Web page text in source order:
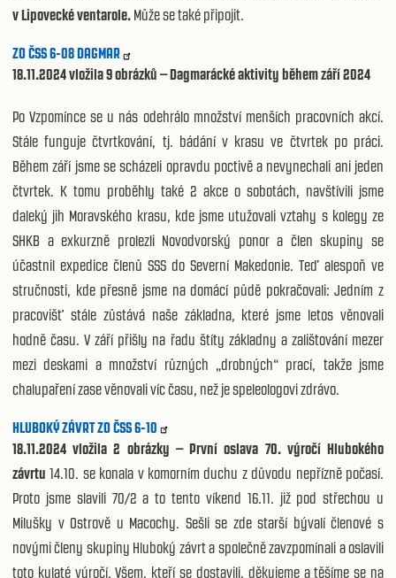
v Lipovecké ventarole. Může se také připojit.
ZO ČSS 6-08 DAGMAR
18.11.2024 vložila 9 obrázků – Dagmarácké aktivity během září 2024
Po Vzpomínce se u nás odehrálo množství menších pracovních akcí.
Stále funguje čtvrtkování, tj. bádání v krasu ve čtvrtek po práci.
Během září jsme se scházeli opravdu poctivě a nevynechali ani jeden
čtvrtek. K tomu proběhly také 2 akce o sobotách, navštívili jsme
daleký jih Moravského krasu, kde jsme utužovali vztahy s kolegy ze
SHKB a exkurzně prolezli Novodvorský ponor a člen skupiny se
účastnil expedice členů SSS do Severní Makedonie. Teď alespoň ve
stručnosti, kde přesně jsme na domácí půdě pokračovali: Jedním z
pracovišť stále zůstává naše základna, které jsme letos věnovali
hodně času. V září přišly na řadu štíty základny a zalištování mezer
mezi deskami a množství různých „drobných“ prací, takže jsme
chalupaření zase věnovali víc času, než je speleologovi zdrávo.
HLUBOKÝ ZÁVRT ZO ČSS 6-10
18.11.2024 vložila 2 obrázky – První oslava 70. výročí Hlubokého
závrtu14.10. se konala v komorním duchu z důvodu nepřízně počasí.
Proto jsme slavili 70/2 a to tento víkend 16.11. již pod střechou u
Milušky v Ostrově u Macochy. Sešli se zde starší bývalí členové s
novými členy skupiny Hluboký závrt a společně zavzpomínali a oslavili
toto kulaté výročí. Všem, kteří se dostavili, děkujeme a těšíme se na